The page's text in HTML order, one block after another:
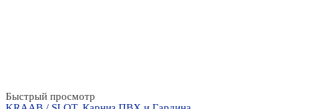
Быстрый просмотр